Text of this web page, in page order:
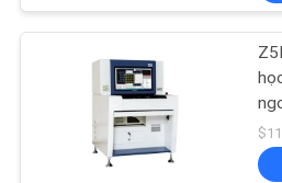
VIDEO
CHÚNG
Dây
SMT